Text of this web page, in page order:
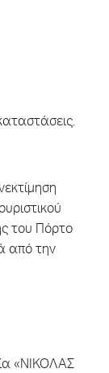
του Πόρτο
από την
«ΝΙΚΟΛΑΣ